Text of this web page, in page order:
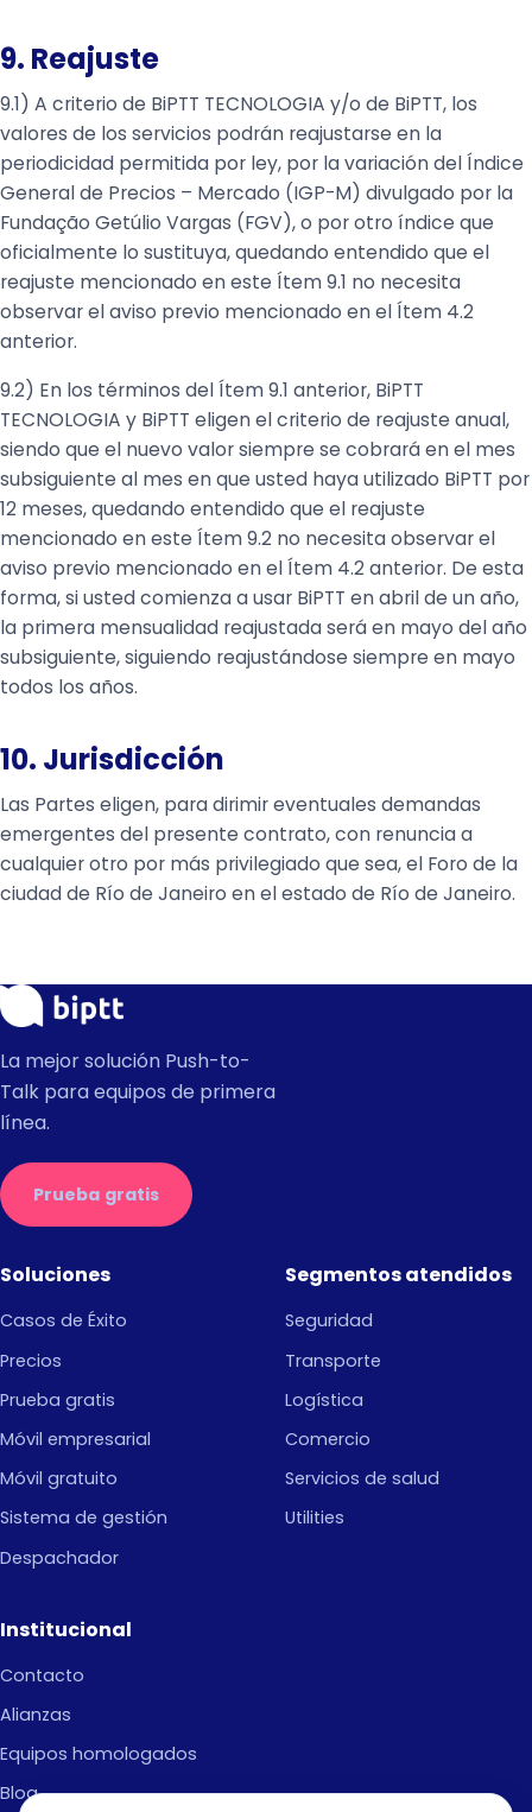
9. Reajuste
9.1) A criterio de BiPTT TECNOLOGIA y/o de BiPTT, los
valores de los servicios podrán reajustarse en la
periodicidad permitida por ley, por la variación del Índice
General de Precios – Mercado (IGP-M) divulgado por la
Fundação Getúlio Vargas (FGV), o por otro índice que
oficialmente lo sustituya, quedando entendido que el
reajuste mencionado en este Ítem 9.1 no necesita
observar el aviso previo mencionado en el Ítem 4.2
anterior.
9.2) En los términos del Ítem 9.1 anterior, BiPTT
TECNOLOGIA y BiPTT eligen el criterio de reajuste anual,
siendo que el nuevo valor siempre se cobrará en el mes
subsiguiente al mes en que usted haya utilizado BiPTT por
12 meses, quedando entendido que el reajuste
mencionado en este Ítem 9.2 no necesita observar el
aviso previo mencionado en el Ítem 4.2 anterior. De esta
forma, si usted comienza a usar BiPTT en abril de un año,
la primera mensualidad reajustada será en mayo del año
subsiguiente, siguiendo reajustándose siempre en mayo
todos los años.
10. Jurisdicción
Las Partes eligen, para dirimir eventuales demandas
emergentes del presente contrato, con renuncia a
cualquier otro por más privilegiado que sea, el Foro de la
ciudad de Río de Janeiro en el estado de Río de Janeiro.
La mejor solución Push-to-
Talk para equipos de primera
línea.
Prueba gratis
Soluciones
Casos de Éxito
Precios
Prueba gratis
Móvil empresarial
Móvil gratuito
Sistema de gestión
Despachador
Segmentos atendidos
Seguridad
Transporte
Logística
Comercio
Servicios de salud
Utilities
Institucional
Contacto
Alianzas
Equipos homologados
Blog